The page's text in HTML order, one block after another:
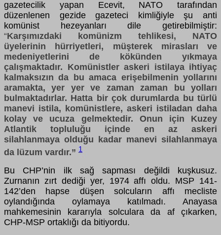
gazetecilik yapan Ecevit, NATO tarafından
düzenlenen gezide gazeteci kimliğiyle şu anti
komünist hezeyanları dile getirebilmiştir:
“Karşımızdaki komünizm tehlikesi, NATO
üyelerinin hürriyetleri, müşterek mirasları ve
medeniyetlerini de kökünden yıkmaya
çalışmaktadır. Komünistler askeri istilaya ihtiyaç
kalmaksızın da bu amaca erişebilmenin yollarını
aramakta, yer yer ve zaman zaman bu yolları
bulmaktadırlar. Hatta bir çok durumlarda bu türlü
manevi istila, komünistlere, askeri istiladan daha
kolay ve ucuza gelmektedir. Onun için Kuzey
Atlantik topluluğu içinde en az askeri
silahlanmaya olduğu kadar manevi silahlanmaya
da lüzum vardır.” 1
Bu CHP’nin ilk sağ sapması değildi kuşkusuz.
Zurnanın zırt dediği yer, 1974 affı oldu. MSP 141-
142’den hapse düşen solcuların affı mecliste
oylandığında oylamaya katılmadı. Anayasa
mahkemesinin kararıyla solculara da af çıkarken,
CHP-MSP ortaklığı da bitiyordu.